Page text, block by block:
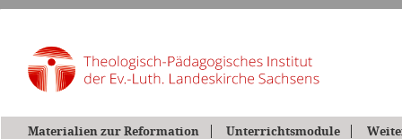
Materialien zur Reformation Unterrichtsmodule